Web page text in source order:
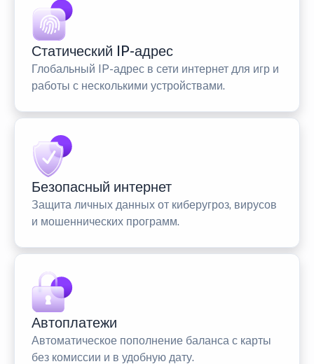
Статический IP-адрес
Глобальный IP-адрес в сети интернет для игр и
работы с несколькими устройствами.
Безопасный интернет
Защита личных данных от киберугроз, вирусов
и мошеннических программ.
Автоплатежи
Автоматическое пополнение баланса с карты
без комиссии и в удобную дату.